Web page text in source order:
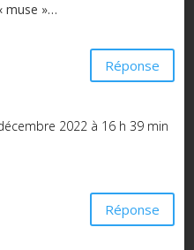
muse »…
Réponse
2022 à 16 h 39 min
Réponse